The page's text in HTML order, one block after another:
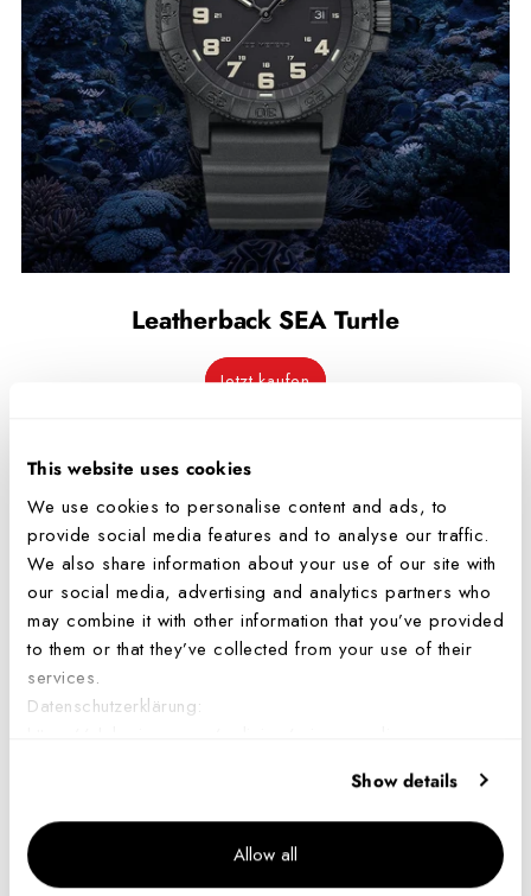
This website uses cookies
We use cookies to personalise content and ads, to
provide social media features and to analyse our traffic.
We also share information about your use of our site with
our social media, advertising and analytics partners who
may combine it with other information that you’ve provided
to them or that they’ve collected from your use of their
services.
Datenschutzerklärung:
Show details
Allow all
Leatherback SEA Turtle
Jetzt kaufen